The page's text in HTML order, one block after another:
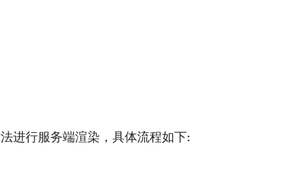
进行服务端渲染，具体流程如下: